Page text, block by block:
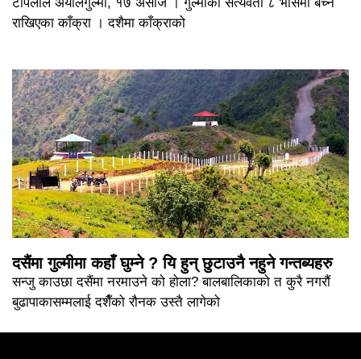
राखिएका काँक्रा । दशैमा काँक्राको
दसैंमा गुल्मीमा कहाँ घुम्ने ? यि हुन् छुटाउनै नहुने गन्तब्यहरु
सन्जु काउछा दसैंमा नरमाउने को होला? बालबालिकाको त कुरै नगरौं
बुढापाकासम्मलाई दशैँको रौनक उस्तै लागेको